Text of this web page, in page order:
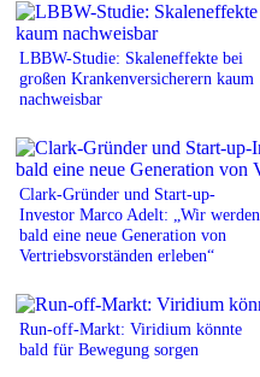
LBBW-Studie: Skaleneffekte bei
großen Krankenversicherern kaum
nachweisbar
Clark-Gründer und Start-up-
Investor Marco Adelt: „Wir werden
bald eine neue Generation von
Vertriebsvorständen erleben“
Run-off-Markt: Viridium könnte
bald für Bewegung sorgen